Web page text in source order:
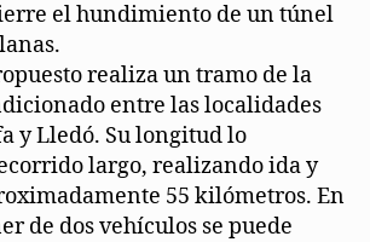
el hundimiento de un túnel
realiza un tramo de la
entre las localidades
y Lledó. Su longitud lo
largo, realizando ida y
55 kilómetros. En
de dos vehículos se puede